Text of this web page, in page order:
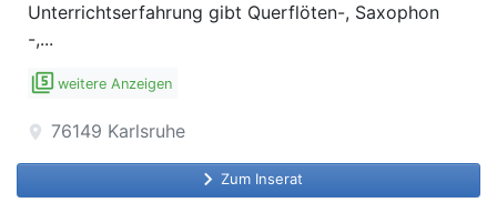
Unterrichtserfahrung gibt Querflöten-, Saxophon
-,...
filter_5 weitere Anzeigen
location_on 76149 Karlsruhe
keyboard_arrow_right Zum Inserat